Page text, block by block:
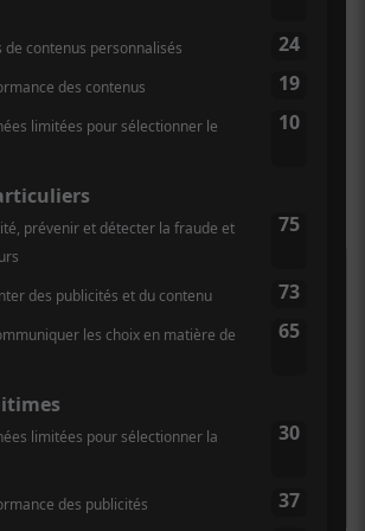
le besoin de me reconnecter
la légèreté de la forme et avec la
musique. En m’éloignant des
j’éprouve un enthousiasme
que je ne fais que
elle.